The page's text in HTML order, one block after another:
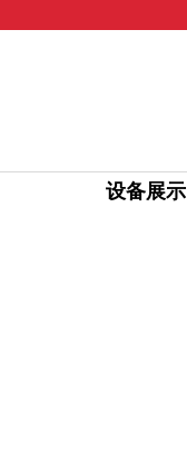
设备展示